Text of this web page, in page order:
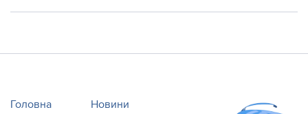
прокльонів від «опо-ригов», адепти
Головна
Новини